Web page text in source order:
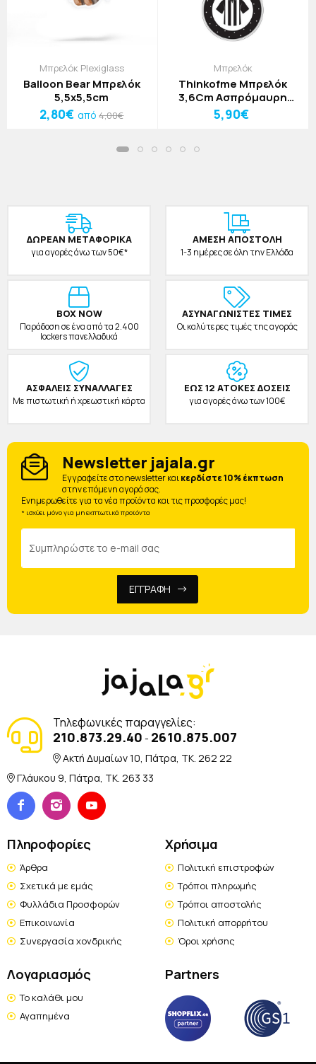
Μπρελόκ Plexiglass
Balloon Bear Μπρελόκ
5,5x5,5cm
2,80€ από4,00€
Μπρελόκ
Thinkofme Μπρελόκ
3,6Cm Ασπρόμαυρη
Φανέλα
5,90€
ΔΩΡΕAΝ ΜΕΤΑΦΟΡΙΚΑ
για αγορές άνω των 50€*
ΑΜΕΣΗ ΑΠΟΣΤΟΛΗ
1-3 ημέρες σε όλη την Ελλάδα
BOX NOW
Παράδοση σε ένα από τα 2.400
lockers πανελλαδικά
ΑΣΥΝΑΓΩΝΙΣΤΕΣ ΤΙΜΕΣ
Οι καλύτερες τιμές της αγοράς
ΑΣΦΑΛΕΙΣ ΣΥΝΑΛΛΑΓΕΣ
Με πιστωτική ή χρεωστική κάρτα
ΕΩΣ 12 ΑΤΟΚΕΣ ΔΟΣΕΙΣ
για αγορές άνω των 100€
Newsletter jajala.gr
Eγγραφείτε στο newsletter καικερδίστε 10% έκπτωση
στην επόμενη αγορά σας.
Ενημερωθείτε για τα νέα προϊόντα και τις προσφορές μας!
* ισχύει μόνο για μη εκπτωτικά προϊόντα
ΕΓΓΡΑΦΗ
Τηλεφωνικές παραγγελίες:
210.873.29.40 - 2610.875.007
Ακτή Δυμαίων 10, Πάτρα, TK. 262 22
Γλάυκου 9, Πάτρα, TK. 263 33
Πληροφορίες
Άρθρα
Σχετικά με εμάς
Φυλλάδια Προσφορών
Επικοινωνία
Συνεργασία χονδρικής
Χρήσιμα
Πολιτική επιστροφών
Τρόποι πληρωμής
Τρόποι αποστολής
Πολιτική απορρήτου
Όροι χρήσης
Λογαριασμός
Το καλάθι μου
Αγαπημένα
Partners